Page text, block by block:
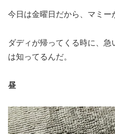
今日は金曜日だから、マミー
ダディが帰ってくる時に、急
は知ってるんだ。
昼